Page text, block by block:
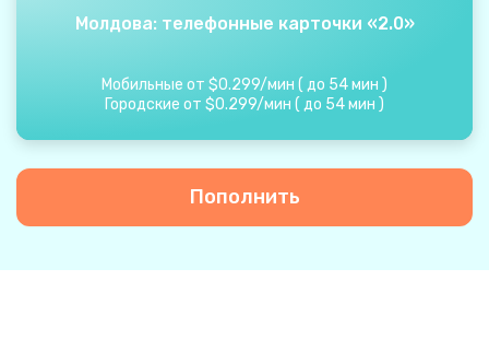
Молдова: телефонные карточки «2.0»
Мобильные от $0.299/мин ( до 54мин )
Городские от $0.299/мин ( до 54мин )
Пополнить